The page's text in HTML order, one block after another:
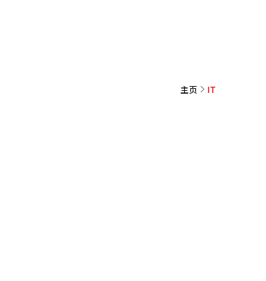
主页 IT